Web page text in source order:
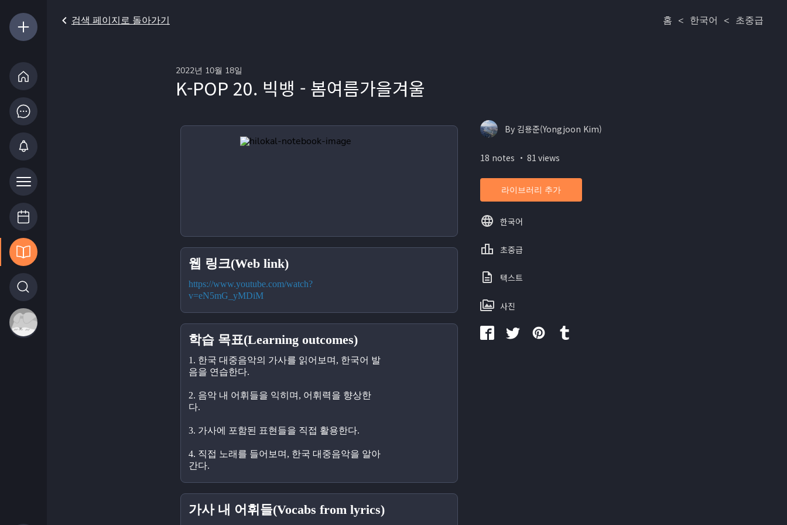
검색 페이지로 돌아가기 홈 < 한국어 < 초중급
2022년 10월 18일
K-POP 20. 빅뱅 - 봄여름가을겨울
웹 링크(Web link)
https://www.youtube.com/watch?
v=eN5mG_yMDiM
학습 목표(Learning outcomes)
1. 한국 대중음악의 가사를 읽어보며, 한국어 발
음을 연습한다.
2. 음악 내 어휘들을 익히며, 어휘력을 향상한
다.
3. 가사에 포함된 표현들을 직접 활용한다.
4. 직접 노래를 들어보며, 한국 대중음악을 알아
간다.
가사 내 어휘들(Vocabs from lyrics)
By 김용준(Yongjoon Kim)
18 notes ・ 81 views
라이브러리 추가
한국어
초중급
텍스트
사진